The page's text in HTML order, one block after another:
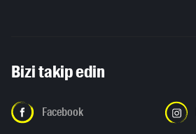
Bizi takip edin
Facebook